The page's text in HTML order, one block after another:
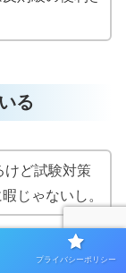
る
ど試験対策
じゃないし。
れません。
プライバシーポリシー